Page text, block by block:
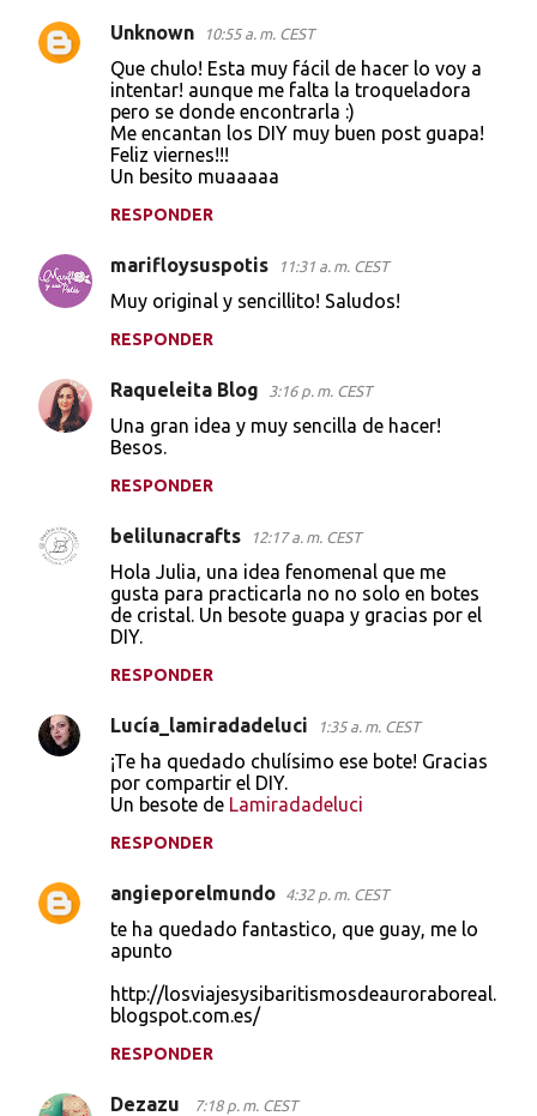
Unknown 10:55 a. m. CEST
Que chulo! Esta muy fácil de hacer lo voy a
intentar! aunque me falta la troqueladora
pero se donde encontrarla :)
Me encantan los DIY muy buen post guapa!
Feliz viernes!!!
Un besito muaaaaa
RESPONDER
marifloysuspotis 11:31 a. m. CEST
Muy original y sencillito! Saludos!
RESPONDER
Raqueleita Blog 3:16 p. m. CEST
Una gran idea y muy sencilla de hacer!
Besos.
RESPONDER
belilunacrafts 12:17 a. m. CEST
Hola Julia, una idea fenomenal que me
gusta para practicarla no no solo en botes
de cristal. Un besote guapa y gracias por el
DIY.
RESPONDER
Lucía_lamiradadeluci 1:35 a. m. CEST
¡Te ha quedado chulísimo ese bote! Gracias
por compartir el DIY.
Un besote de Lamiradadeluci
RESPONDER
angieporelmundo 4:32 p. m. CEST
te ha quedado fantastico, que guay, me lo
apunto
http://losviajesysibaritismosdeauroraboreal.
blogspot.com.es/
RESPONDER
Dezazu 7:18 p. m. CEST